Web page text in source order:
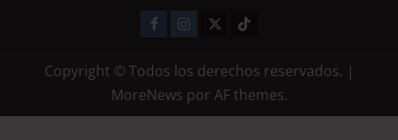
Copyright © Todos los derechos reservados. |
MoreNews por AF themes.